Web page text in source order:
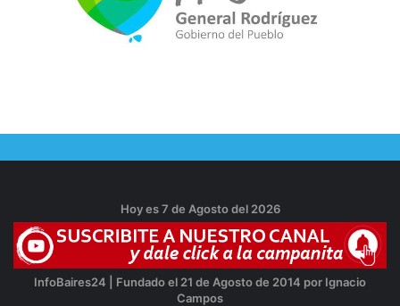
Hoy es 7 de Agosto del 2026
InfoBaires24 | Fundado el 21 de Agosto de 2014 por Ignacio
Campos